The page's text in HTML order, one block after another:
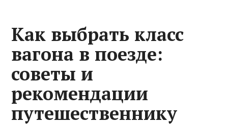
Как выбрать класс
вагона в поезде:
советы и
рекомендации
путешественнику